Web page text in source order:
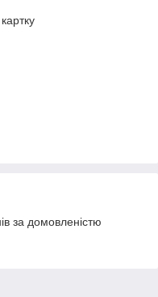
за домовленістю